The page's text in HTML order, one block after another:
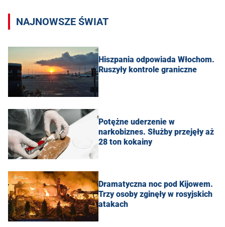
NAJNOWSZE ŚWIAT
Hiszpania odpowiada Włochom.
Ruszyły kontrole graniczne
Potężne uderzenie w
narkobiznes. Służby przejęły aż
28 ton kokainy
Dramatyczna noc pod Kijowem.
Trzy osoby zginęły w rosyjskich
atakach